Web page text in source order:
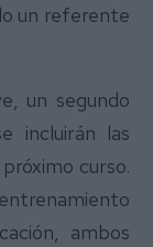
un referente
un segundo
incluirán las
curso.
ambos